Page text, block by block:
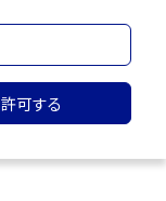
許可する